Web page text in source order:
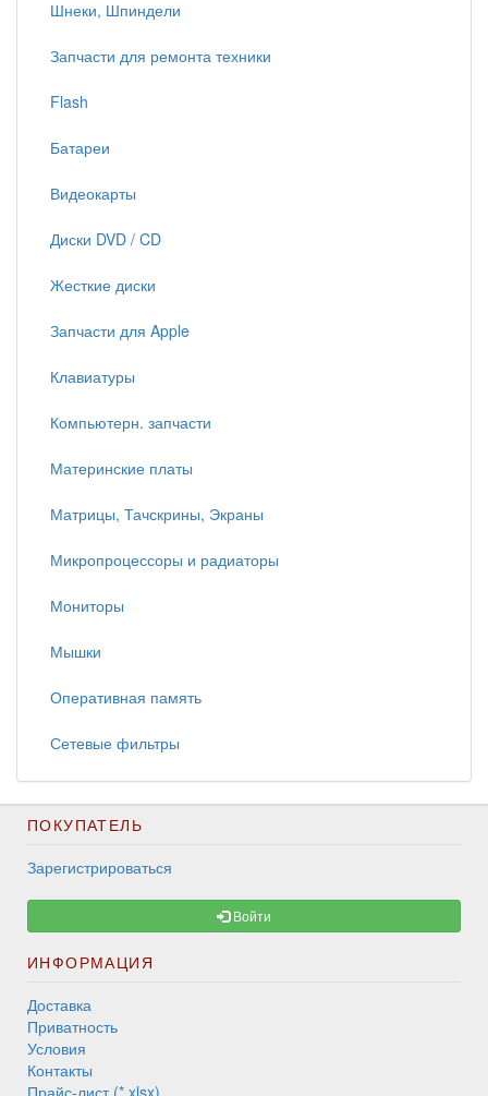
Шнеки, Шпиндели
Запчасти для ремонта техники
Flash
Батареи
Видеокарты
Диски DVD / CD
Жесткие диски
Запчасти для Apple
Клавиатуры
Компьютерн. запчасти
Материнские платы
Матрицы, Тачскрины, Экраны
Микропроцессоры и радиаторы
Мониторы
Мышки
Оперативная память
Сетевые фильтры
ПОКУПАТЕЛЬ
Зарегистрироваться
Войти
ИНФОРМАЦИЯ
Доставка
Приватность
Условия
Контакты
Прайс-лист (*.xlsx)